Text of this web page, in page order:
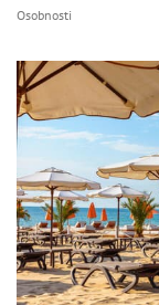
Osobnosti